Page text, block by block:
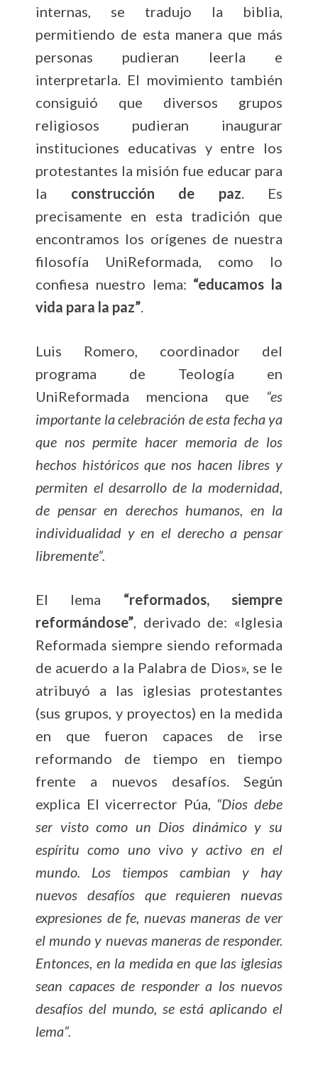
internas, se tradujo la biblia,
permitiendo de esta manera que más
personas pudieran leerla e
interpretarla. El movimiento también
consiguió que diversos grupos
religiosos pudieran inaugurar
instituciones educativas y entre los
protestantes la misión fue educar para
la construcción de paz. Es
precisamente en esta tradición que
encontramos los orígenes de nuestra
filosofía UniReformada, como lo
confiesa nuestro lema: “educamos la
vida para la paz”.
Luis Romero, coordinador del
programa de Teología en
UniReformada menciona que “es
importante la celebración de esta fecha ya
que nos permite hacer memoria de los
hechos históricos que nos hacen libres y
permiten el desarrollo de la modernidad,
de pensar en derechos humanos, en la
individualidad y en el derecho a pensar
libremente”.
El lema “reformados, siempre
reformándose”, derivado de: «Iglesia
Reformada siempre siendo reformada
de acuerdo a la Palabra de Dios», se le
atribuyó a las iglesias protestantes
(sus grupos, y proyectos) en la medida
en que fueron capaces de irse
reformando de tiempo en tiempo
frente a nuevos desafíos. Según
explica El vicerrector Púa, “Dios debe
ser visto como un Dios dinámico y su
espíritu como uno vivo y activo en el
mundo. Los tiempos cambian y hay
nuevos desafíos que requieren nuevas
expresiones de fe, nuevas maneras de ver
el mundo y nuevas maneras de responder.
Entonces, en la medida en que las iglesias
sean capaces de responder a los nuevos
desafíos del mundo, se está aplicando el
lema”.